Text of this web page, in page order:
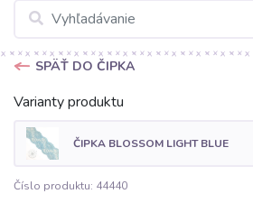
SPÄŤ DO ČIPKA
Varianty produktu
ČIPKA BLOSSOM LIGHT BLUE
Číslo produktu: 44440